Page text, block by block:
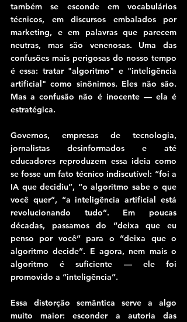
também se esconde em vocabulários
técnicos, em discursos embalados por
marketing, e em palavras que parecem
neutras, mas são venenosas. Uma das
confusões mais perigosas do nosso tempo
é essa: tratar "algoritmo" e "inteligência
artificial" como sinônimos. Eles não são.
Mas a confusão não é inocente — ela é
estratégica.
Governos, empresas de tecnologia,
jornalistas desinformados e até
educadores reproduzem essa ideia como
se fosse um fato técnico indiscutível: “foi a
IA que decidiu”, “o algoritmo sabe o que
você quer”, “a inteligência artificial está
revolucionando tudo”. Em poucas
décadas, passamos do “deixa que eu
penso por você” para o “deixa que o
algoritmo decide”. E agora, nem mais o
algoritmo é suficiente — ele foi
promovido a “inteligência”.
Essa distorção semântica serve a algo
muito maior: esconder a autoria das